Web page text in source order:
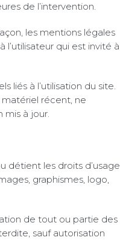
de l’intervention.
les mentions légales
qui est invité à
liés à l’utilisation du site.
matériel récent, ne
mis à jour.
détient les droits d’usage
graphismes, logo,
de tout ou partie des
sauf autorisation